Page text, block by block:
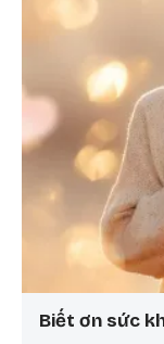
Biết ơn sức